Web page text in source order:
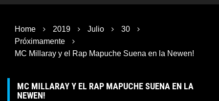
Home 2019 Julio
30
Próximamente
MC Millaray y el Rap Mapuche Suena en la Newen!
MC MILLARAY Y EL RAP MAPUCHE SUENA EN LA
NEWEN!